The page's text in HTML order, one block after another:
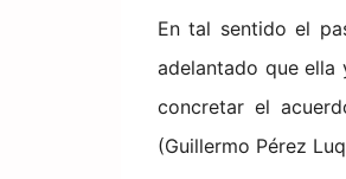
En tal sentido el
adelantado que ella
concretar el
(Guillermo Pérez